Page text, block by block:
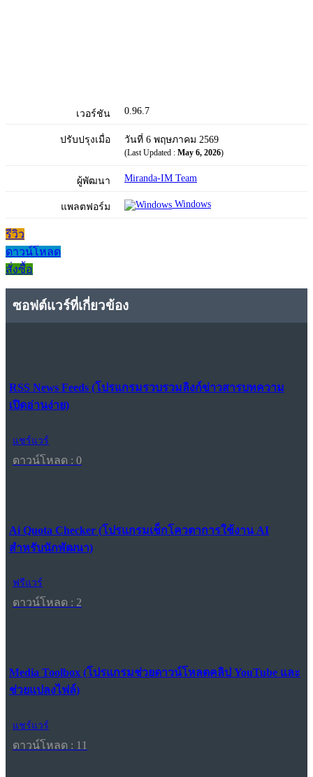
เวอร์ชัน 0.96.7
ปรับปรุงเมื่อ วันที่ 6 พฤษภาคม 2569
(Last Updated : May 6, 2026)
ผู้พัฒนา Miranda-IM Team
แพลตฟอร์ม Windows
รีวิว
ดาวน์โหลด
สั่งซื้อ
ซอฟต์แวร์ที่เกี่ยวข้อง
RSS News Feeds (โปรแกรมรวบรวมลิงก์ข่าวสารบทความ
เปิดอ่านง่าย)
แชร์แวร์
ดาวน์โหลด : 0
Ai Quota Checker (โปรแกรมเช็กโควตาการใช้งาน AI
สำหรับนักพัฒนา)
ฟรีแวร์
ดาวน์โหลด : 2
Media Toolbox (โปรแกรมช่วยดาวน์โหลดคลิป YouTube และ
ช่วยแปลงไฟล์)
แชร์แวร์
ดาวน์โหลด : 11